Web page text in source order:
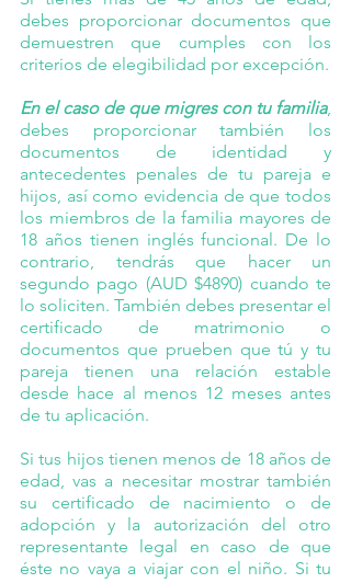
debes proporcionar documentos que
demuestren que cumples con los
criterios de elegibilidad por excepción.
En el caso de que migres con tu familia,
debes proporcionar también los
documentos de identidad y
antecedentes penales de tu pareja e
hijos, así como evidencia de que todos
los miembros de la familia mayores de
18 años tienen inglés funcional. De lo
contrario, tendrás que hacer un
segundo pago (AUD $4890) cuando te
lo soliciten. También debes presentar el
certificado de matrimonio o
documentos que prueben que tú y tu
pareja tienen una relación estable
desde hace al menos 12 meses antes
de tu aplicación.
Si tus hijos tienen menos de 18 años de
edad, vas a necesitar mostrar también
su certificado de nacimiento o de
adopción y la autorización del otro
representante legal en caso de que
éste no vaya a viajar con el niño. Si tu